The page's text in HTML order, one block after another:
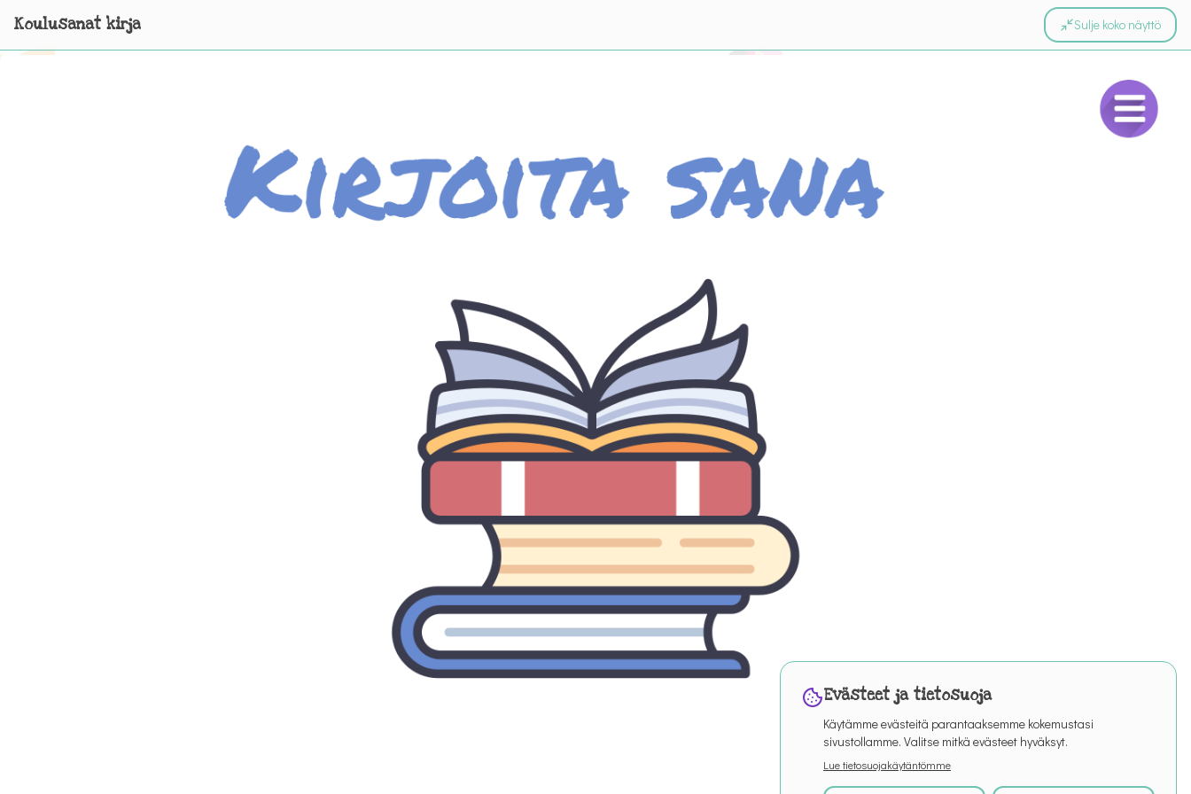
Koulusanat kirja Sulje koko näyttö
Evästeet ja tietosuoja
Käytämme evästeitä parantaaksemme kokemustasi
sivustollamme. Valitse mitkä evästeet hyväksyt.
Lue tietosuojakäytäntömme